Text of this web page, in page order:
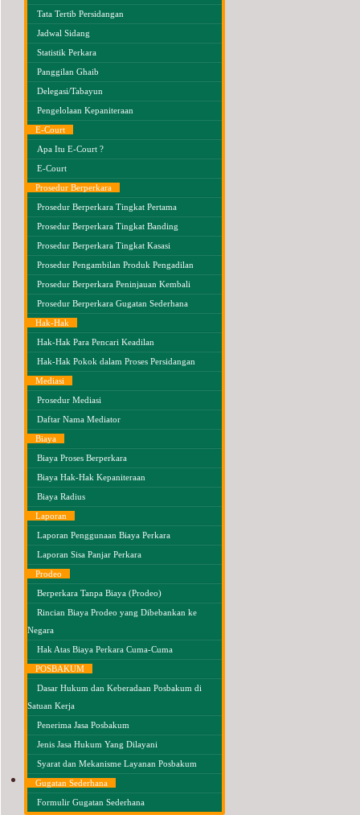
Tata Tertib Persidangan
Jadwal Sidang
Statistik Perkara
Panggilan Ghaib
Delegasi/Tabayun
Pengelolaan Kepaniteraan
E-Court
Apa Itu E-Court ?
E-Court
Prosedur Berperkara
Prosedur Berperkara Tingkat Pertama
Prosedur Berperkara Tingkat Banding
Prosedur Berperkara Tingkat Kasasi
Prosedur Pengambilan Produk Pengadilan
Prosedur Berperkara Peninjauan Kembali
Prosedur Berperkara Gugatan Sederhana
Hak-Hak
Hak-Hak Para Pencari Keadilan
Hak-Hak Pokok dalam Proses Persidangan
Mediasi
Prosedur Mediasi
Daftar Nama Mediator
Biaya
Biaya Proses Berperkara
Biaya Hak-Hak Kepaniteraan
Biaya Radius
Laporan
Laporan Penggunaan Biaya Perkara
Laporan Sisa Panjar Perkara
Prodeo
Berperkara Tanpa Biaya (Prodeo)
Rincian Biaya Prodeo yang Dibebankan ke
Negara
Hak Atas Biaya Perkara Cuma-Cuma
POSBAKUM
Dasar Hukum dan Keberadaan Posbakum di
Satuan Kerja
Penerima Jasa Posbakum
Jenis Jasa Hukum Yang Dilayani
Syarat dan Mekanisme Layanan Posbakum
Gugatan Sederhana
Formulir Gugatan Sederhana
KESEKRETARIATAN